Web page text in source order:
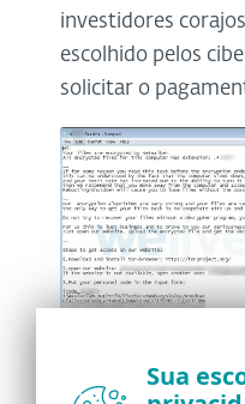
investidores
escolhido pelos
solicitar o
Sua